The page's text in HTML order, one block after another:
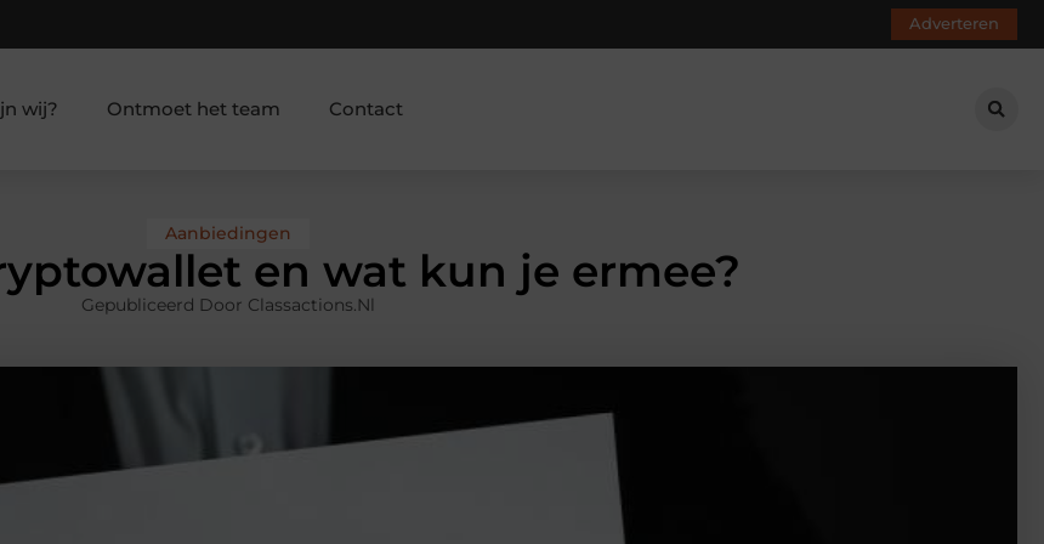
Adverteren
wij? Ontmoet het team Contact
Aanbiedingen
en wat kun je ermee?
Gepubliceerd Door Classactions.nl